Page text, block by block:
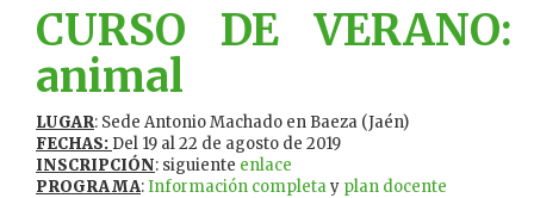
CURSO DE
animal
LUGAR: Sede Antonio Machado en Baeza (Jaén)
FECHAS: Del 19 al 22 de agosto de 2019
INSCRIPCIÓN: siguiente enlace
PROGRAMA:Información completay plan docente